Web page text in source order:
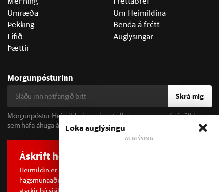
Umræða
Þekking
Lífið
Þættir
Um Heimildina
Benda á frétt
Auglýsingar
Morgunpósturinn
Skrá mig
Morgunpóstur Heimildarinnar berst alla morgna og er fyrir öll þau
sem hafa áhuga á fréttum og þjóðfélagsumræðu.
Áskrift hefur áhrif
Heimildin er í dreifðu eignarhaldi og óháð
hagsmunaaðilum. Með því að kaupa áskrift að Heimildinni
Loka auglýsingu